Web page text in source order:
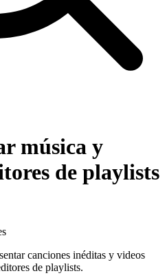
música y
de playlists
canciones inéditas y videos
de playlists.